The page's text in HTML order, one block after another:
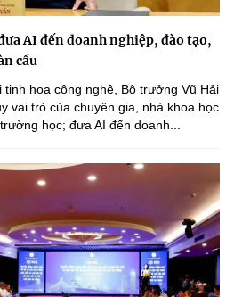
AI đến doanh nghiệp, đào tạo,
cầu
tinh hoa công nghệ, Bộ trưởng Vũ Hải
vai trò của chuyên gia, nhà khoa học
học; đưa AI đến doanh...